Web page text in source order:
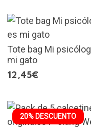
Tote bag Mi
mi gato
12,45€
20% DESCUENTO